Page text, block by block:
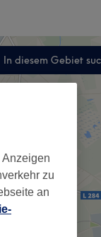
In diesem Gebiet
,
zu
an